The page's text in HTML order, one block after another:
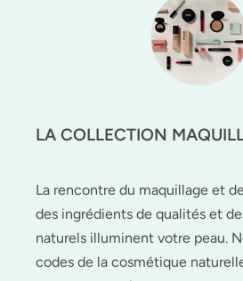
LA COLLECTION
La rencontre du maquillage et
des ingrédients de qualités et
naturels illuminent votre peau.
codes de la cosmétique